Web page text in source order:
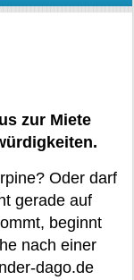
zur Miete
Oder darf
gerade auf
beginnt
nach einer
dago.de